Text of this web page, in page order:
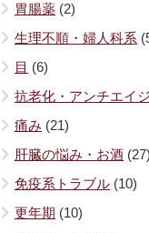
胃腸薬 (2)
生理不順・婦人科系
目 (6)
抗老化・アンチエイ
痛み (21)
肝臓の悩み・お酒 (27)
免疫系トラブル (10)
更年期 (10)